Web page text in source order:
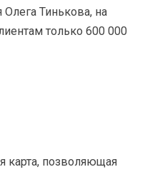
Тинькова, на
только 600 000
карта, позволяющая